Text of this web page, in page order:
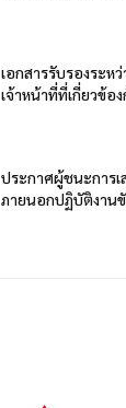
เอกสารรับรองระห
เจ้าหน้าที่ที่เกี่ยวข้อ
ประกาศผู้ชนะการเ
ภายนอกปฏิบัติงาน